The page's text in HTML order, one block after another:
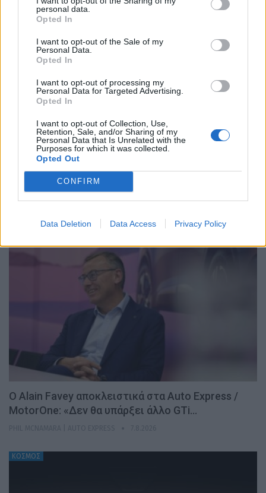
personal data.
Opted In
I want to opt-out of the Sale of my
Personal Data.
Opted In
I want to opt-out of processing my
Personal Data for Targeted Advertising.
Opted In
I want to opt-out of Collection, Use,
Retention, Sale, and/or Sharing of my
Personal Data that Is Unrelated with the
Purposes for which it was collected.
Opted Out
CONFIRM
Data Deletion Data Access Privacy Policy
Ο Alain Favey αποκλειστικά στα Auto Express /
MotorOne: «Δεν θα υπάρξει άλλο GTi…
ΚΟΣΜΟΣ